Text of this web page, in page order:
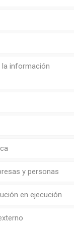
información
y personas
en ejecución